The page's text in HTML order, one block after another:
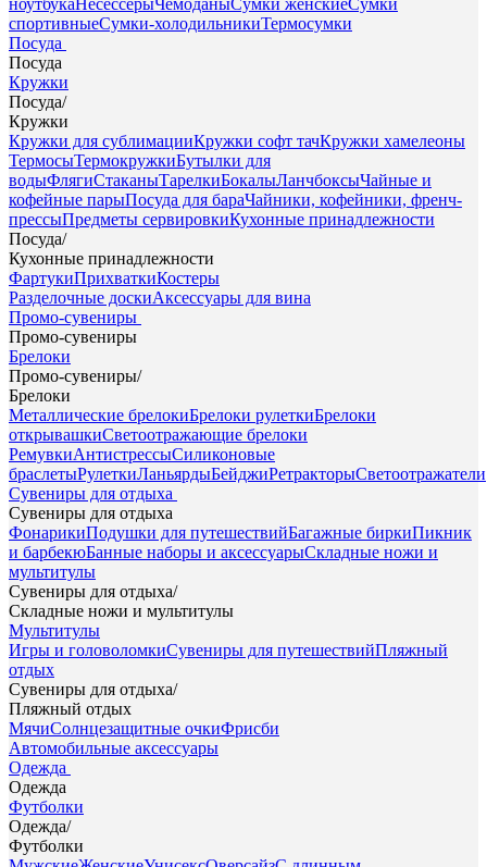
ноутбукаНесессерыЧемоданыСумки женскиеСумки
спортивныеСумки-холодильникиТермосумки
Посуда
Посуда
Кружки
Посуда/
Кружки
Кружки для сублимацииКружки софт тачКружки хамелеоны
ТермосыТермокружкиБутылки для
водыФлягиСтаканыТарелкиБокалыЛанчбоксыЧайные и
кофейные парыПосуда для бараЧайники, кофейники, френч-
прессыПредметы сервировкиКухонные принадлежности
Посуда/
Кухонные принадлежности
ФартукиПрихваткиКостеры
Разделочные доскиАксессуары для вина
Промо-сувениры
Промо-сувениры
Брелоки
Промо-сувениры/
Брелоки
Металлические брелокиБрелоки рулеткиБрелоки
открывашкиСветоотражающие брелоки
РемувкиАнтистрессыСиликоновые
браслетыРулеткиЛаньярдыБейджиРетракторыСветоотражатели
Сувениры для отдыха
Сувениры для отдыха
ФонарикиПодушки для путешествийБагажные биркиПикник
и барбекюБанные наборы и аксессуарыСкладные ножи и
мультитулы
Сувениры для отдыха/
Складные ножи и мультитулы
Мультитулы
Игры и головоломкиСувениры для путешествийПляжный
отдых
Сувениры для отдыха/
Пляжный отдых
МячиСолнцезащитные очкиФрисби
Автомобильные аксессуары
Одежда
Одежда
Футболки
Одежда/
Футболки